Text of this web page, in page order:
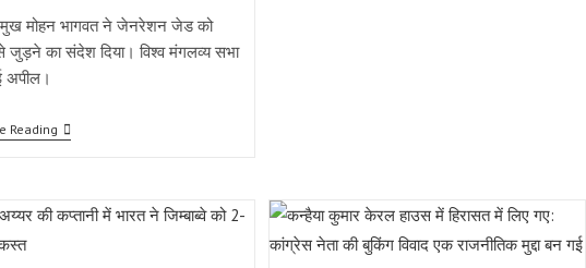
मोहन भागवत ने जेनरेशन जेड को
जुड़ने का संदेश दिया। विश्व मंगलव्य सभा
अपील।
Readingजेनरेशन
जेड
का